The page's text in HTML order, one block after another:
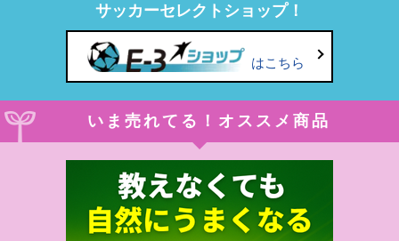
サッカーセレクトショップ！
はこちら
いま売れてる！オススメ商品